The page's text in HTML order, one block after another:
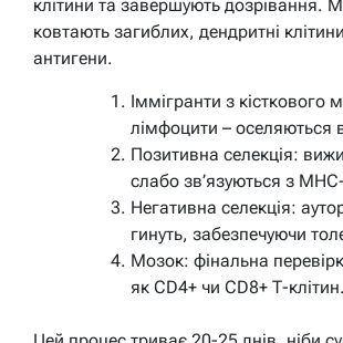
клітини та завершують дозрівання.
ковтають загиблих, дендритні
антигени.
Іммігранти з кісткового
лімфоцити – оселяються
Позитивна селекція:
слабо зв’язуються з
Негативна селекція:
гинуть, забезпечуючи
Мозок: фінальна
як CD4+ чи CD8+ Т-клітин.